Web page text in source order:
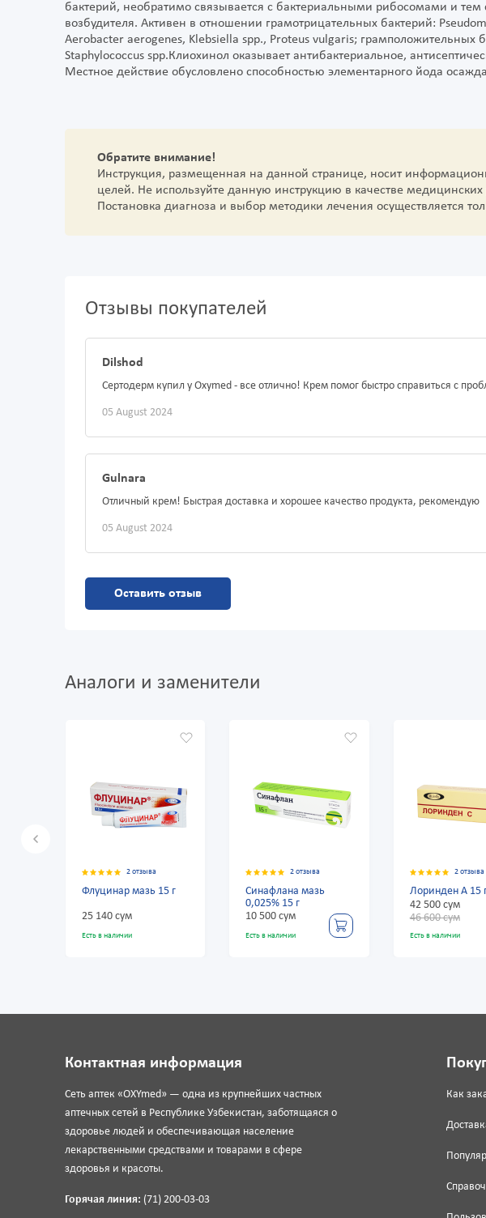
бактерий, необратимо связывается с бактериальными рибосомами и тем
возбудителя. Активен в отношении грамотрицательных бактерий:
Aerobacter aerogenes, Klebsiella spp., Proteus vulgaris; грамположительных
Staphylococcus spp.Клиохинол оказывает антибактериальное,
Местное действие обусловлено способностью элементарного йода
Обратите внимание!
Инструкция, размещенная на данной странице, носит
целей. Не используйте данную инструкцию в качестве
Постановка диагноза и выбор методики лечения осуществляется
Отзывы покупателей
Dilshod
Сертодерм купил у Oxymed - все отлично! Крем помог быстро справиться с
05 August 2024
Gulnara
Отличный крем! Быстрая доставка и хорошее качество продукта, рекомендую
05 August 2024
Оставить отзыв
Аналоги и заменители
Синафлана мазь
Лоринден А 15 г
46 600 сум
Есть в наличии
Контактная информация
Сеть аптек «OXYmed» — одна из крупнейших частных
аптечных сетей в Республике Узбекистан, заботящаяся о
здоровье людей и обеспечивающая население
лекарственными средствами и товарами в сфере
здоровья и красоты.
Горячая линия: (71) 200-03-03
Как